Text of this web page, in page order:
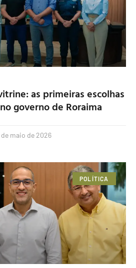
as primeiras escolhas
governo de Roraima
de maio de 2026
POLÍTICA